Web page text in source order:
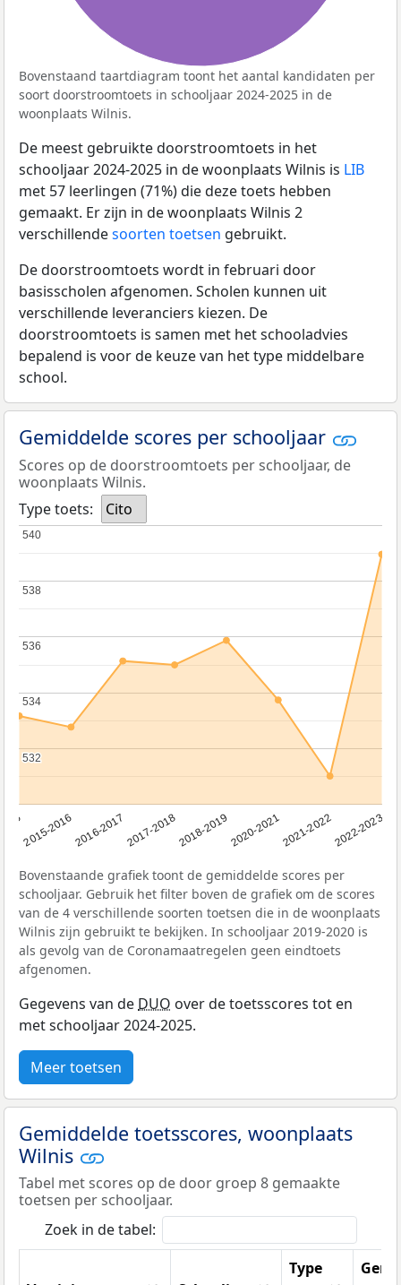
Bovenstaand taartdiagram toont het aantal kandidaten per
soort doorstroomtoets in schooljaar 2024-2025 in de
woonplaats Wilnis.
De meest gebruikte doorstroomtoets in het
schooljaar 2024-2025 in de woonplaats Wilnis is LIB
met 57 leerlingen (71%) die deze toets hebben
gemaakt. Er zijn in de woonplaats Wilnis 2
verschillendesoorten toetsen gebruikt.
De doorstroomtoets wordt in februari door
basisscholen afgenomen. Scholen kunnen uit
verschillende leveranciers kiezen. De
doorstroomtoets is samen met het schooladvies
bepalend is voor de keuze van het type middelbare
school.
Gemiddelde scores per schooljaar
Scores op de doorstroomtoets per schooljaar, de
woonplaats Wilnis.
Type toets:
Cito
2015-20162016-20172017-20182018-20192020-20212021-20222022-2023
532
532
534
534
536
536
538
538
540
540
Bovenstaande grafiek toont de gemiddelde scores per
schooljaar. Gebruik het filter boven de grafiek om de scores
van de 4 verschillende soorten toetsen die in de woonplaats
Wilnis zijn gebruikt te bekijken. In schooljaar 2019-2020 is
als gevolg van de Coronamaatregelen geen eindtoets
afgenomen.
Gegevens van de DUO over de toetsscores tot en
met schooljaar 2024-2025.
Meer toetsen
Gemiddelde toetsscores, woonplaats
Wilnis
Tabel met scores op de door groep 8 gemaakte
toetsen per schooljaar.
Zoek in de tabel:
Type